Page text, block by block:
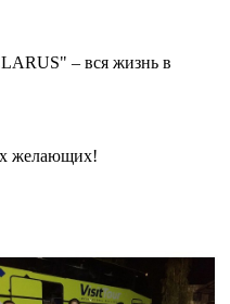
– вся жизнь в
желающих!